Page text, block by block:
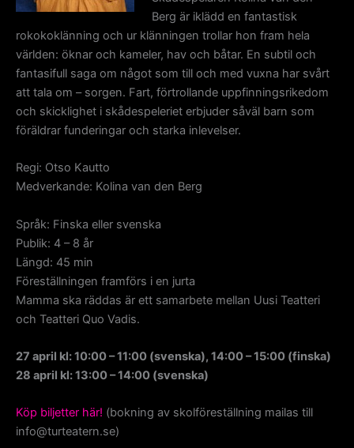
Berg är iklädd en fantastisk
rokokoklänning och ur klänningen trollar hon fram hela
världen: öknar och kameler, hav och båtar. En subtil och
fantasifull saga om något som till och med vuxna har svårt
att tala om – sorgen. Fart, förtrollande uppfinningsrikedom
och skicklighet i skådespeleriet erbjuder såväl barn som
föräldrar funderingar och starka inlevelser.
Regi: Otso Kautto
Medverkande: Kolina van den Berg
Språk: Finska eller svenska
Publik: 4 – 8 år
Längd: 45 min
Föreställningen framförs i en jurta
Mamma ska räddas är ett samarbete mellan Uusi Teatteri
och Teatteri Quo Vadis.
27 april kl: 10:00 – 11:00 (svenska), 14:00 – 15:00 (finska)
28 april kl: 13:00 – 14:00 (svenska)
Köp biljetter här! (bokning av skolföreställning mailas till
info@turteatern.se)